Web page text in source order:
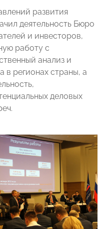
развития
деятельность Бюро
и инвесторов,
работу с
анализ и
в регионах страны, а
деловых